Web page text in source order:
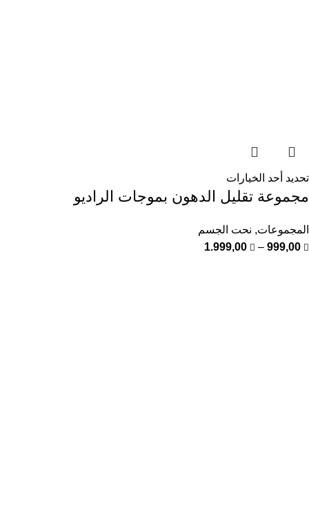
تحديد أحد الخيارات
مجموعة تقليل الدهون بموجات الراديو
المجموعات, نحت الجسم
999,00
–
1.999,00